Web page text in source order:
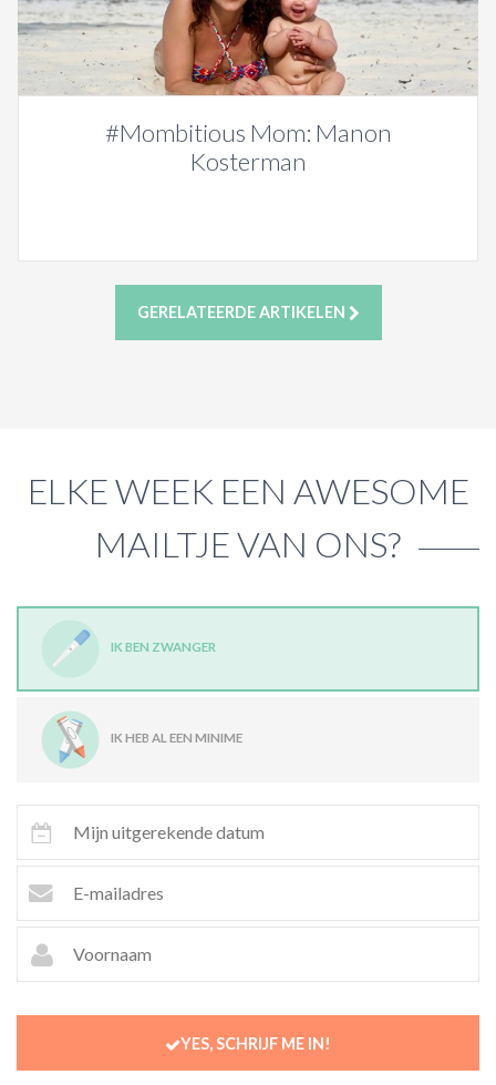
#Mombitious Mom: Manon
Kosterman
GERELATEERDE ARTIKELEN
ELKE WEEK EEN AWESOME
MAILTJE VAN ONS?
IK BEN ZWANGER
IK HEB AL EEN MINIME
YES, SCHRIJF ME IN!